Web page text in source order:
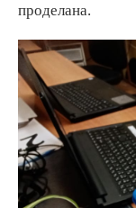
проделана.